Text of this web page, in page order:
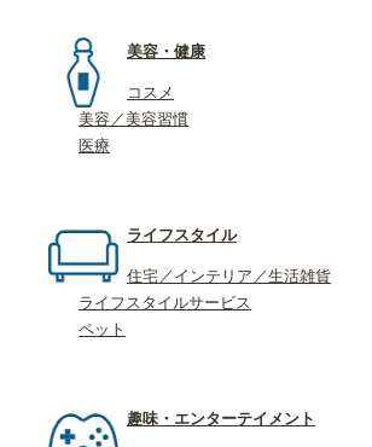
美容・健康
コスメ
美容／美容習慣
医療
ライフスタイル
住宅／インテリア／生活雑貨
ライフスタイルサービス
ペット
趣味・エンターテイメント